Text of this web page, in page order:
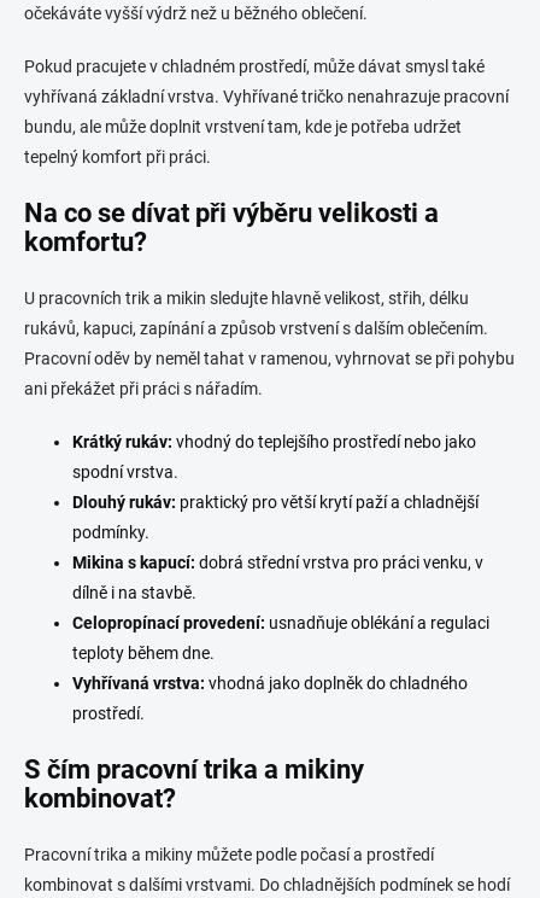
očekáváte vyšší výdrž než u běžného oblečení.
Pokud pracujete v chladném prostředí, může dávat smysl také
vyhřívaná základní vrstva. Vyhřívané tričko nenahrazuje pracovní
bundu, ale může doplnit vrstvení tam, kde je potřeba udržet
tepelný komfort při práci.
Na co se dívat při výběru velikosti a
komfortu?
U pracovních trik a mikin sledujte hlavně velikost, střih, délku
rukávů, kapuci, zapínání a způsob vrstvení s dalším oblečením.
Pracovní oděv by neměl tahat v ramenou, vyhrnovat se při pohybu
ani překážet při práci s nářadím.
Krátký rukáv: vhodný do teplejšího prostředí nebo jako
spodní vrstva.
Dlouhý rukáv: praktický pro větší krytí paží a chladnější
podmínky.
Mikina s kapucí: dobrá střední vrstva pro práci venku, v
dílně i na stavbě.
Celopropínací provedení: usnadňuje oblékání a regulaci
teploty během dne.
Vyhřívaná vrstva: vhodná jako doplněk do chladného
prostředí.
S čím pracovní trika a mikiny
kombinovat?
Pracovní trika a mikiny můžete podle počasí a prostředí
kombinovat s dalšími vrstvami. Do chladnějších podmínek se hodí